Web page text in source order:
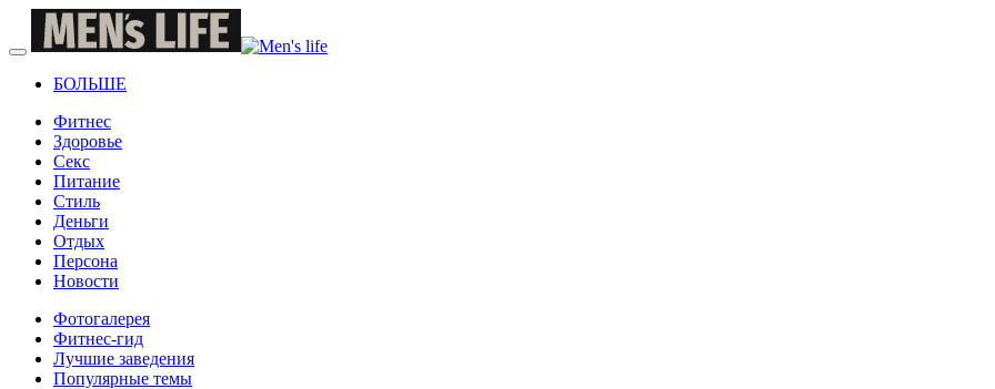
БОЛЬШЕ
Фитнес
Здоровье
Секс
Питание
Стиль
Деньги
Отдых
Персона
Новости
Фотогалерея
Фитнес-гид
Лучшие заведения
Популярные темы